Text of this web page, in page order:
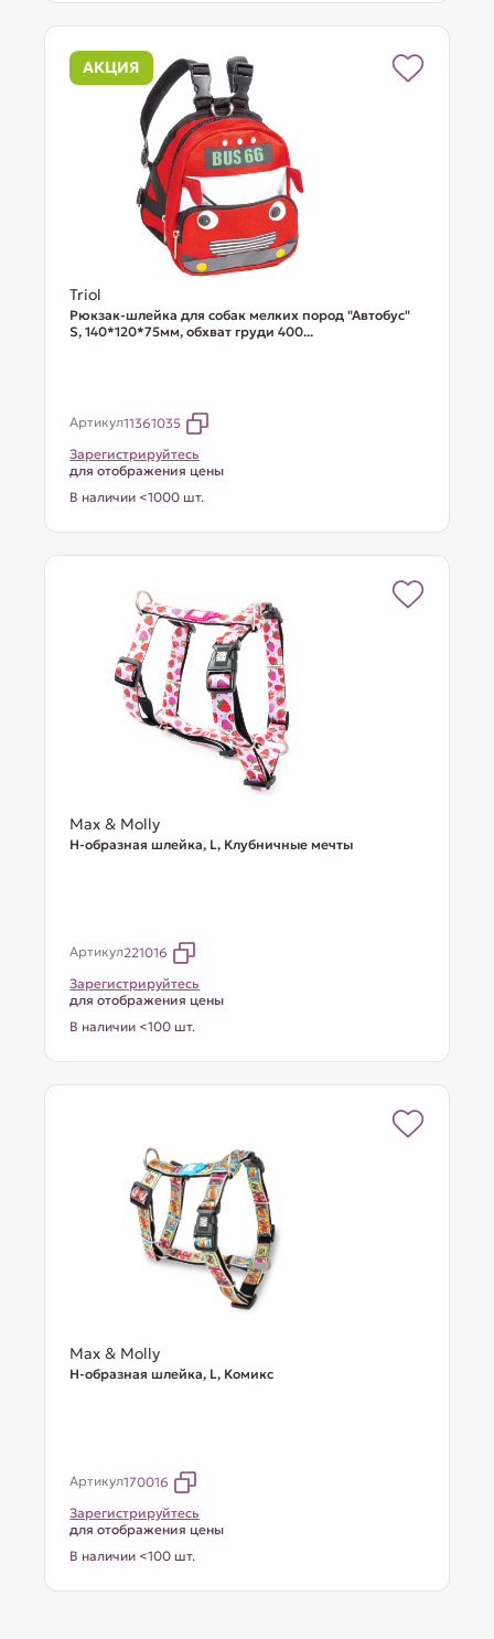
АКЦИЯ
Triol
Рюкзак-шлейка для собак мелких пород "Автобус"
S, 140*120*75мм, обхват груди 400...
Артикул11361035
Зарегистрируйтесь
для отображения цены
В наличии <1000 шт.
Max & Molly
Н-образная шлейка, L, Клубничные мечты
Артикул221016
Зарегистрируйтесь
для отображения цены
В наличии <100 шт.
Max & Molly
Н-образная шлейка, L, Комикс
Артикул170016
Зарегистрируйтесь
для отображения цены
В наличии <100 шт.